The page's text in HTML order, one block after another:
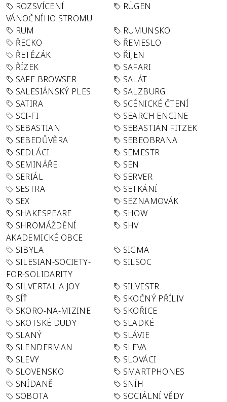
ROZSVÍCENÍ
VÁNOČNÍHO STROMU
RÜGEN
RUM
RUMUNSKO
ŘECKO
ŘEMESLO
ŘETĚZÁK
ŘÍJEN
ŘÍZEK
SAFARI
SAFE BROWSER
SALÁT
SALESIÁNSKÝ PLES
SALZBURG
SATIRA
SCÉNICKÉ ČTENÍ
SCI-FI
SEARCH ENGINE
SEBASTIAN
SEBASTIAN FITZEK
SEBEDŮVĚRA
SEBEOBRANA
SEDLÁCI
SEMESTR
SEMINÁŘE
SEN
SERIÁL
SERVER
SESTRA
SETKÁNÍ
SEX
SEZNAMOVÁK
SHAKESPEARE
SHOW
SHROMÁŽDĚNÍ
AKADEMICKÉ OBCE
SHV
SIBYLA
SIGMA
SILESIAN-SOCIETY-
FOR-SOLIDARITY
SILSOC
SILVERTAL A JOY
SILVESTR
SÍŤ
SKOČNÝ PŘÍLIV
SKORO-NA-MIZINE
SKOŘICE
SKOTSKÉ DUDY
SLADKÉ
SLANÝ
SLÁVIE
SLENDERMAN
SLEVA
SLEVY
SLOVÁCI
SLOVENSKO
SMARTPHONES
SNÍDANĚ
SNÍH
SOBOTA
SOCIÁLNÍ VĚDY